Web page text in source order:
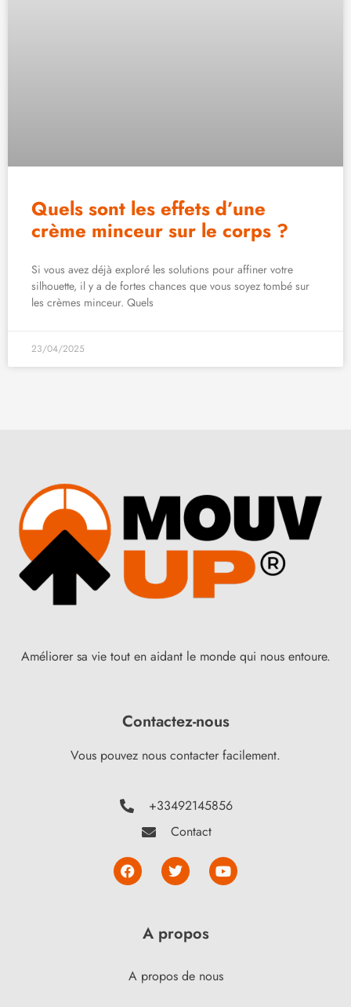
Quels sont les effets d’une
crème minceur sur le corps ?
Si vous avez déjà exploré les solutions pour affiner votre
silhouette, il y a de fortes chances que vous soyez tombé sur
les crèmes minceur. Quels
23/04/2025
Améliorer sa vie tout en aidant le monde qui nous entoure.
Contactez-nous
Vous pouvez nous contacter facilement.
+33492145856
Contact
A propos
A propos de nous